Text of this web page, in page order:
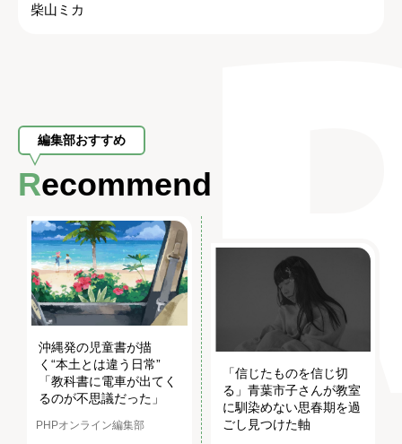
柴山ミカ
編集部おすすめ
Recommend
沖縄発の児童書が描
く“本土とは違う日常”
「教科書に電車が出てく
るのが不思議だった」
PHPオンライン編集部
「信じたものを信じ切
る」青葉市子さんが教室
に馴染めない思春期を過
ごし見つけた軸